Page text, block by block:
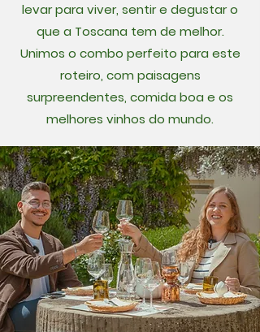
levar para viver, sentir e degustar o
que a Toscana tem de melhor.
Unimos o combo perfeito para este
roteiro, com paisagens
surpreendentes, comida boa e os
melhores vinhos do mundo.